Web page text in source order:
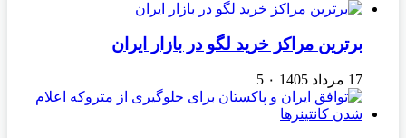
برترین مراکز خرید لگو در بازار ایران
17 مرداد 1405 ۰ 5